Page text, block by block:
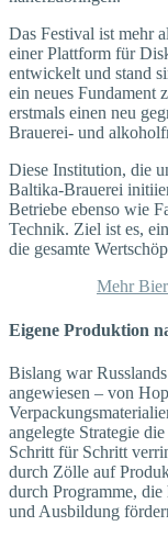
Das Festival ist mehr
einer Plattform für
entwickelt und stand
ein neues Fundament
erstmals einen neu
Brauerei- und
Diese Institution, die
Baltika-Brauerei
Betriebe ebenso wie
Technik. Ziel ist es,
die gesamte
Mehr
Eigene Produktion
Bislang war
angewiesen – von
angelegte Strategie
Schritt für Schritt
durch Zölle auf
durch Programme,
und Ausbildung